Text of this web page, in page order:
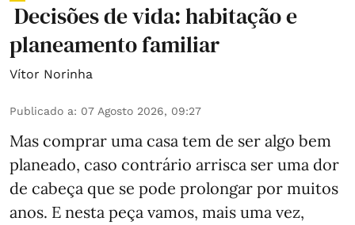
Decisões de vida: habitação e
planeamento familiar
Vítor Norinha
Publicado a: 07 Agosto 2026, 09:27
Mas comprar uma casa tem de ser algo bem
planeado, caso contrário arrisca ser uma dor
de cabeça que se pode prolongar por muitos
anos. E nesta peça vamos, mais uma vez,